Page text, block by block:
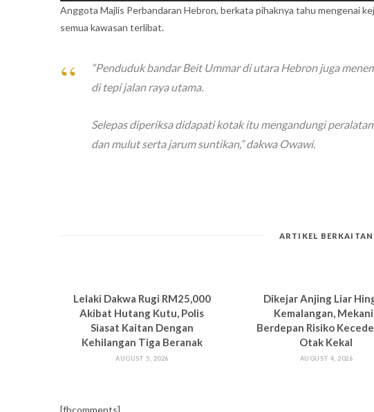
Anggota Majlis Perbandaran Hebron, berkata pihaknya tahu mengenai
semua kawasan terlibat.
“Penduduk bandar Beit Ummar di utara Hebron juga
di tepi jalan raya utama.
Selepas diperiksa didapati kotak itu mengandungi
dan mulut serta jarum suntikan,”dakwa Owawi.
ARTIKEL BERKAITAN
Lelaki Dakwa Rugi RM25,000
Akibat Hutang Kutu, Polis
Siasat Kaitan Dengan
Kehilangan Tiga Beranak
AUGUST 5, 2026
Dikejar Anjing Liar
Kemalangan,
Berdepan Risiko
Otak Kekal
AUGUST 4, 2026
[fbcomments]